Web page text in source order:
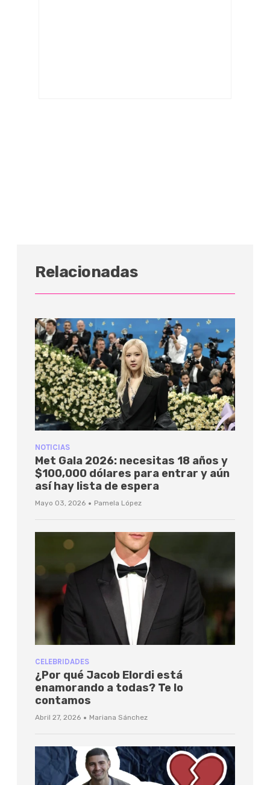
Relacionadas
NOTICIAS
Met Gala 2026: necesitas 18 años y
$100,000 dólares para entrar y aún
así hay lista de espera
Mayo 03, 2026 · Pamela López
CELEBRIDADES
¿Por qué Jacob Elordi está
enamorando a todas? Te lo
contamos
Abril 27, 2026 · Mariana Sánchez